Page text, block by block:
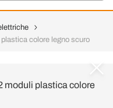
colore legno scuro
moduli plastica colore